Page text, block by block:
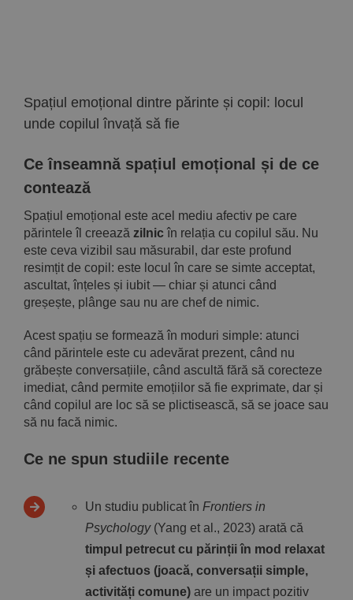
Contact
Magazin
Spațiul emoțional dintre părinte și copil: locul
unde copilul învață să fie
Ce înseamnă spațiul emoțional și de ce
contează
Spațiul emoțional este acel mediu afectiv pe care
părintele îl creează zilnicîn relația cu copilul său. Nu
este ceva vizibil sau măsurabil, dar este profund
resimțit de copil: este locul în care se simte acceptat,
ascultat, înțeles și iubit — chiar și atunci când
greșește, plânge sau nu are chef de nimic.
Acest spațiu se formează în moduri simple: atunci
când părintele este cu adevărat prezent, când nu
grăbește conversațiile, când ascultă fără să corecteze
imediat, când permite emoțiilor să fie exprimate, dar și
când copilul are loc să se plictisească, să se joace sau
să nu facă nimic.
Ce ne spun studiile recente
Un studiu publicat înFrontiers in
Psychology(Yang et al., 2023) arată că
timpul petrecut cu părinții în mod relaxat
și afectuos (joacă, conversații simple,
activități comune) are un impact pozitiv